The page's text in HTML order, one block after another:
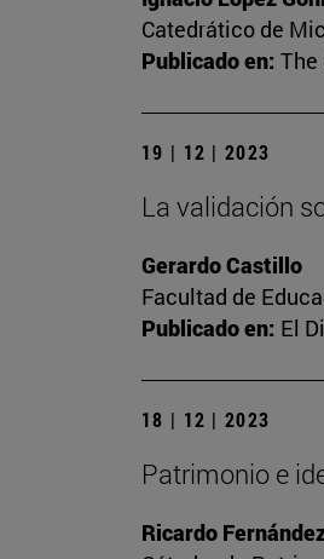
Catedrático de
Publicado en: The
19 | 12 | 2023
La validación
Gerardo Castillo
Facultad de
Publicado en: El
18 | 12 | 2023
Patrimonio e
Ricardo